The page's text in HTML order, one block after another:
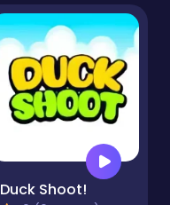
Duck Shoot!